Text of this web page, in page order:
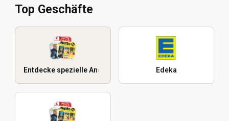
Top Geschäfte
Entdecke spezielle Angebote Edeka